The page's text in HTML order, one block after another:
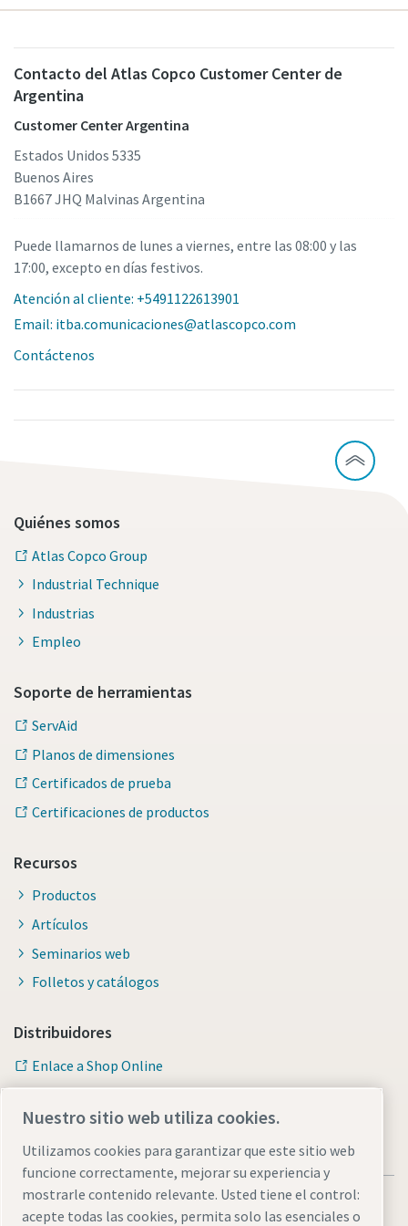
Contacto del Atlas Copco Customer Center de
Argentina
Customer Center Argentina
Estados Unidos 5335
Buenos Aires
B1667 JHQ Malvinas Argentina
Puede llamarnos de lunes a viernes, entre las 08:00 y las
17:00, excepto en días festivos.
Atención al cliente: +5491122613901
Email: itba.comunicaciones@atlascopco.com
Contáctenos
Quiénes somos
Atlas Copco Group
Industrial Technique
Industrias
Empleo
Soporte de herramientas
ServAid
Planos de dimensiones
Certificados de prueba
Certificaciones de productos
Recursos
Productos
Artículos
Seminarios web
Folletos y catálogos
Distribuidores
Enlace a Shop Online
Nuestro sitio web utiliza cookies.
Utilizamos cookies para garantizar que este sitio web
funcione correctamente, mejorar su experiencia y
mostrarle contenido relevante. Usted tiene el control:
acepte todas las cookies, permita solo las esenciales o